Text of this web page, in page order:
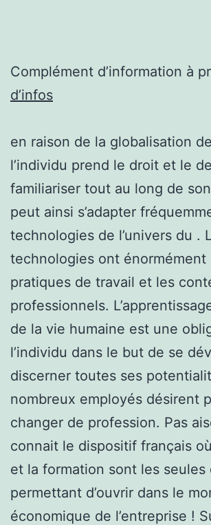
Complément d’information à
d’infos
en raison de la globalisation
l’individu prend le droit et le
familiariser tout au long de
peut ainsi s’adapter
technologies de l’univers du .
technologies ont énormément
pratiques de travail et les
professionnels.
de la vie humaine est une
l’individu dans le but de se
discerner toutes ses
nombreux employés désirent
changer de profession. Pas
connait le dispositif français
et la formation sont les seules
permettant d’ouvrir dans le
économique de l’entreprise !